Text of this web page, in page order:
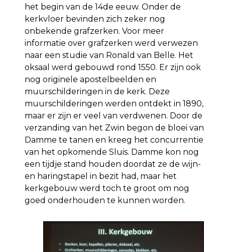
het begin van de 14de eeuw. Onder de
kerkvloer bevinden zich zeker nog
onbekende grafzerken. Voor meer
informatie over grafzerken werd verwezen
naar een studie van Ronald van Belle. Het
oksaal werd gebouwd rond 1550. Er zijn ook
nog originele apostelbeelden en
muurschilderingen in de kerk. Deze
muurschilderingen werden ontdekt in 1890,
maar er zijn er veel van verdwenen. Door de
verzanding van het Zwin begon de bloei van
Damme te tanen en kreeg het concurrentie
van het opkomende Sluis. Damme kon nog
een tijdje stand houden doordat ze de wijn-
en haringstapel in bezit had, maar het
kerkgebouw werd toch te groot om nog
goed onderhouden te kunnen worden.